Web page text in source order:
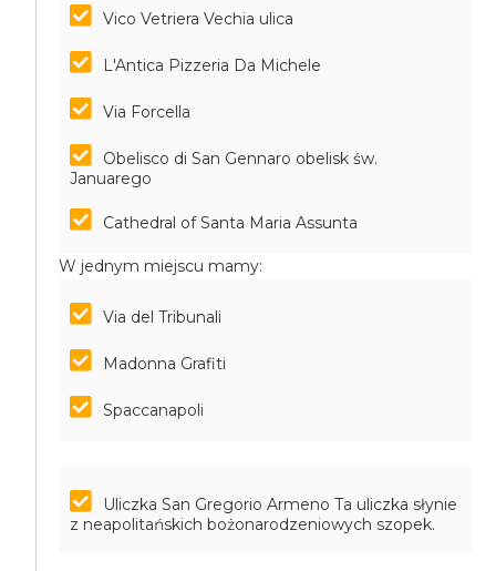
Vico Vetriera Vechia ulica
L'Antica Pizzeria Da Michele
Via Forcella
Obelisco di San Gennaro obelisk św.
Januarego
Cathedral of Santa Maria Assunta
W jednym miejscu mamy:
Via del Tribunali
Madonna Grafiti
Spaccanapoli
Uliczka San Gregorio Armeno Ta uliczka słynie
z neapolitańskich bożonarodzeniowych szopek.